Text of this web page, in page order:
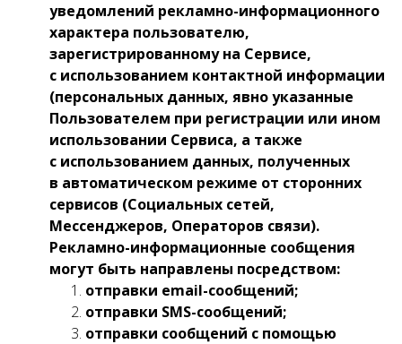
уведомлений рекламно-информационного
характера пользователю,
зарегистрированному на Сервисе,
с использованием контактной информации
(персональных данных, явно указанные
Пользователем при регистрации или ином
использовании Сервиса, а также
с использованием данных, полученных
в автоматическом режиме от сторонних
сервисов (Социальных сетей,
Мессенджеров, Операторов связи).
Рекламно-информационные сообщения
могут быть направлены посредством:
отправки email-сообщений;
отправки SMS-сообщений;
отправки сообщений с помощью